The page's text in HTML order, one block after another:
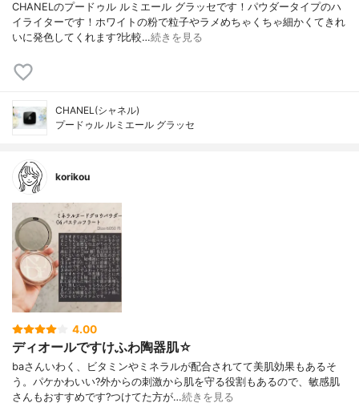
CHANELのプードゥル ルミエール グラッセです！パウダータイプのハ
イライターです！ホワイトの粉で粒子やラメめちゃくちゃ細かくてきれ
いに発色してくれます?比較…続きを見る
CHANEL(シャネル)
プードゥル ルミエール グラッセ
korikou
4.00
ディオールですけふわ陶器肌☆
baさんいわく、ビタミンやミネラルが配合されてて美肌効果もあるそ
う。パケかわいい?外からの刺激から肌を守る役割もあるので、敏感肌
さんもおすすめです?つけてた方が…続きを見る